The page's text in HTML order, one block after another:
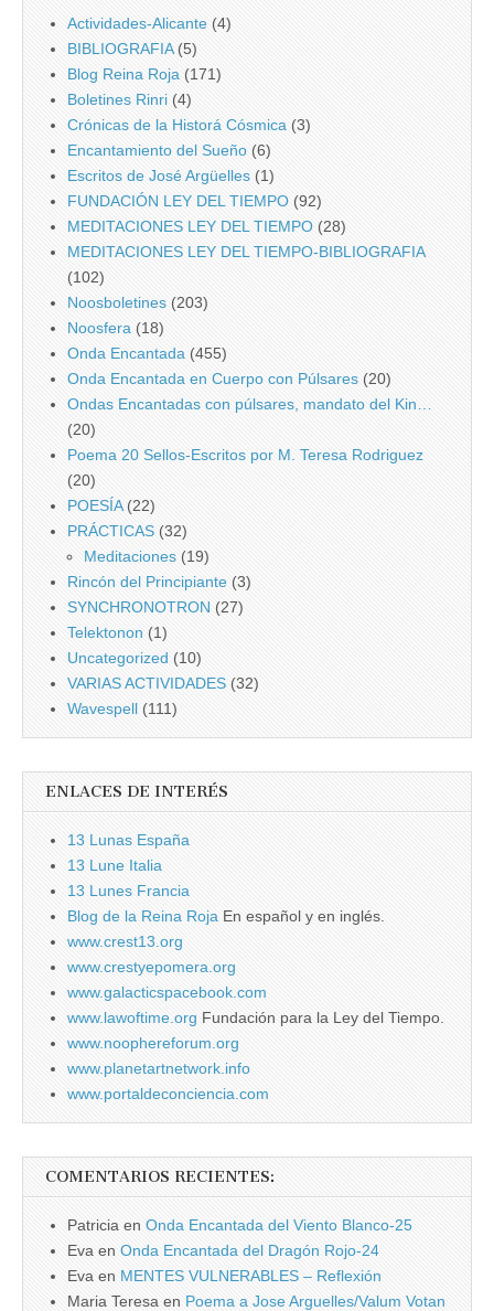
Actividades-Alicante (4)
BIBLIOGRAFIA(5)
Blog Reina Roja (171)
Boletines Rinri (4)
Crónicas de la Historá Cósmica (3)
Encantamiento del Sueño (6)
Escritos de José Argüelles (1)
FUNDACIÓN LEY DEL TIEMPO (92)
MEDITACIONES LEY DEL TIEMPO (28)
MEDITACIONES LEY DEL TIEMPO-BIBLIOGRAFIA
(102)
Noosboletines (203)
Noosfera (18)
Onda Encantada (455)
Onda Encantada en Cuerpo con Púlsares (20)
Ondas Encantadas con púlsares, mandato del Kin…
(20)
Poema 20 Sellos-Escritos por M. Teresa Rodriguez
(20)
POESÍA(22)
PRÁCTICAS (32)
Meditaciones (19)
Rincón del Principiante (3)
SYNCHRONOTRON (27)
Telektonon (1)
Uncategorized (10)
VARIAS ACTIVIDADES (32)
Wavespell (111)
ENLACES DE INTERÉS
13 Lunas España
13 Lune Italia
13 Lunes Francia
Blog de la Reina Roja En español y en inglés.
www.crest13.org
www.crestyepomera.org
www.galacticspacebook.com
www.lawoftime.org Fundación para la Ley del Tiempo.
www.noophereforum.org
www.planetartnetwork.info
www.portaldeconciencia.com
COMENTARIOS RECIENTES:
Patricia en Onda Encantada del Viento Blanco-25
Eva en Onda Encantada del Dragón Rojo-24
Eva en MENTES VULNERABLES – Reflexión
Maria Teresa en Poema a Jose Arguelles/Valum Votan